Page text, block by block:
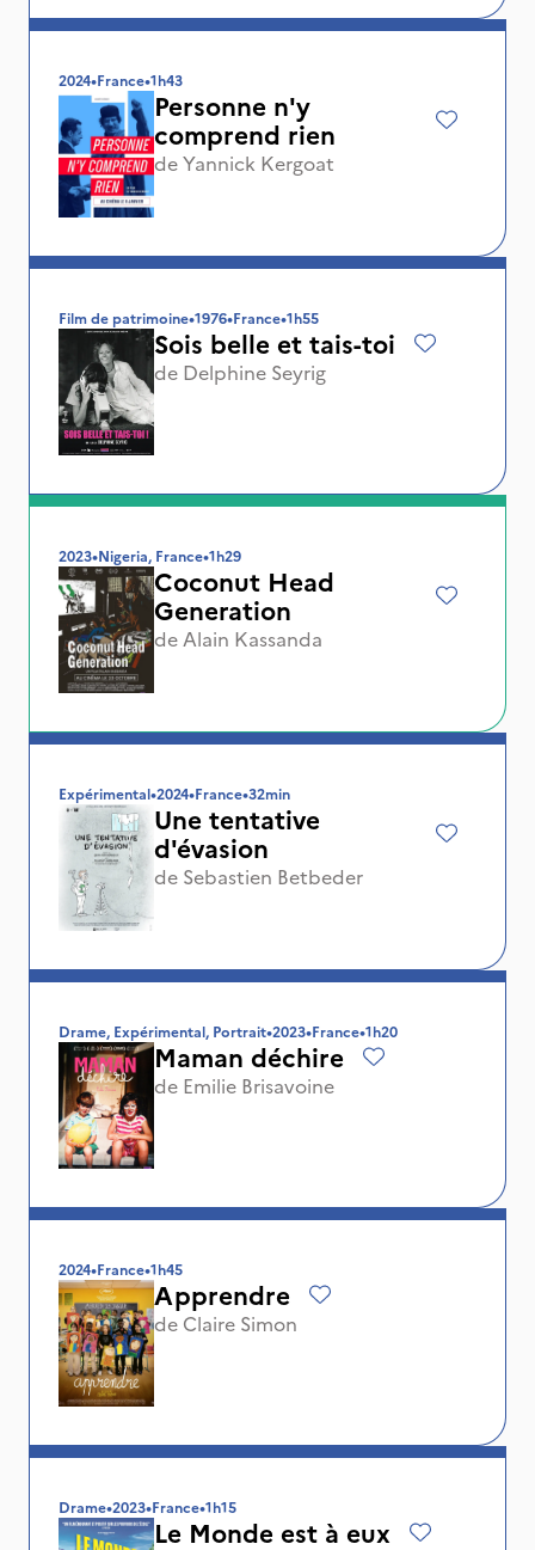
2024•France•1h43
Personne n'y
comprend rien
deYannick Kergoat
Film de patrimoine•1976•France•1h55
Sois belle et tais-toi
de Delphine Seyrig
2023•Nigeria, France•1h29
Coconut Head
Generation
de Alain Kassanda
Expérimental•2024•France•32min
Une tentative
d'évasion
de Sebastien Betbeder
Drame, Expérimental, Portrait•2023•France•1h20
Maman déchire
de Emilie Brisavoine
2024•France•1h45
Apprendre
de Claire Simon
Drame•2023•France•1h15
Le Monde est à eux